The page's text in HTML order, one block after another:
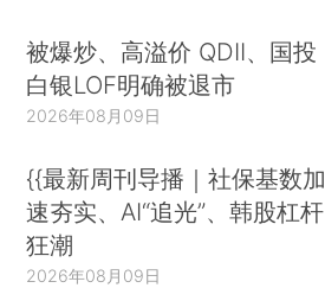
被爆炒、高溢价 QDII、国投
白银LOF明确被退市
2026年08月09日
{{最新周刊导播｜社保基数加
速夯实、AI“追光”、韩股杠杆
狂潮
2026年08月09日